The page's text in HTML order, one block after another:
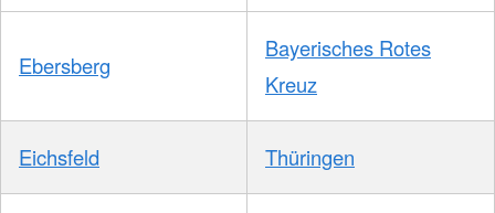
Ebersberg
Bayerisches Rotes
Kreuz
Eichsfeld Thüringen